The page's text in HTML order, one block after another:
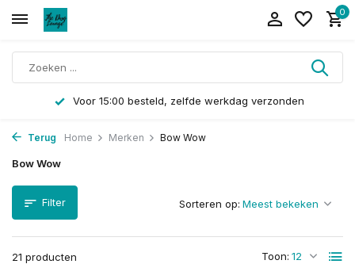
0
Voor 15:00 besteld, zelfde werkdag verzonden
Terug Home Merken Bow Wow
Bow Wow
Filter
21 producten Toon:
Sorteren op: